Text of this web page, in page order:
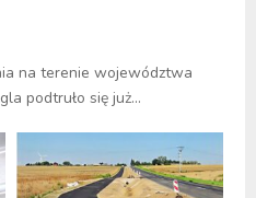
na terenie województwa
podtruło się już...